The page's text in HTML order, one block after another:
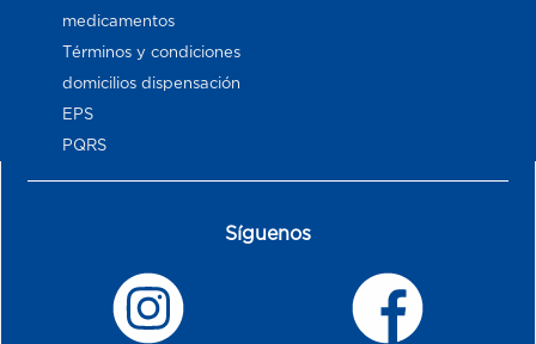
medicamentos
Términos y condiciones
domicilios dispensación
EPS
PQRS
Síguenos